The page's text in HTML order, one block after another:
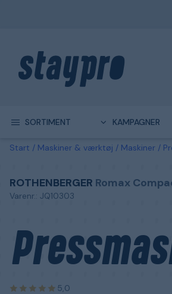
SORTIMENT KAMPAGNER
Start Maskiner & værktøj Maskiner
ROTHENBERGER Romax
Varenr.: JQ10303
5,0